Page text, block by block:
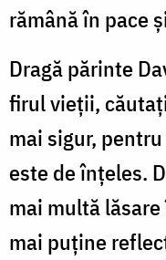
rămână în pace
Dragă părinte
firul vieţii,
mai sigur,
este de înţeles.
mai multă
mai puţine